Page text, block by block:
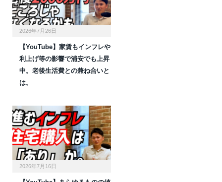
2026年7月26日
【YouTube】家賃もインフレや
利上げ等の影響で浦安でも上昇
中。老後生活費との兼ね合いと
は。
2026年7月16日